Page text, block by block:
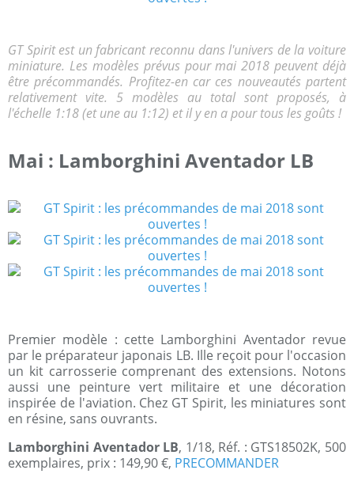
GT Spirit est un fabricant reconnu dans l'univers de la voiture
miniature. Les modèles prévus pour mai 2018 peuvent déjà
être précommandés. Profitez-en car ces nouveautés partent
relativement vite. 5 modèles au total sont proposés, à
l'échelle 1:18 (et une au 1:12) et il y en a pour tous les goûts !
Mai : Lamborghini Aventador LB
Premier modèle : cette Lamborghini Aventador revue
par le préparateur japonais LB. Ille reçoit pour l'occasion
un kit carrosserie comprenant des extensions. Notons
aussi une peinture vert militaire et une décoration
inspirée de l'aviation. Chez GT Spirit, les miniatures sont
en résine, sans ouvrants.
Lamborghini Aventador LB, 1/18, Réf. : GTS18502K, 500
exemplaires, prix : 149,90 €, PRECOMMANDER